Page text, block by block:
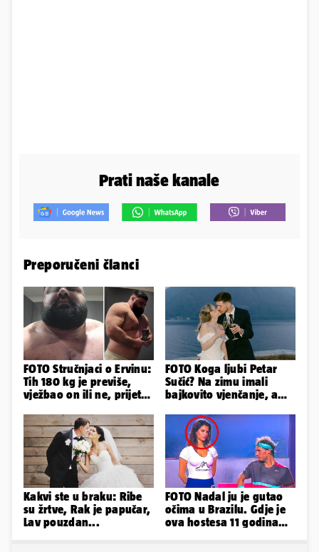
Prati naše kanale
Preporučeni članci
FOTO Stručnjaci o Ervinu:
Tih 180 kg je previše,
vježbao on ili ne, prijete
FOTO Koga ljubi Petar
Sučić? Na zimu imali
bajkovito vjenčanje, a
sin!
Kakvi ste u braku: Ribe
su žrtve, Rak je papučar,
Lav pouzdan...
FOTO Nadal ju je gutao
očima u Brazilu. Gdje je
ova hostesa 11 godina